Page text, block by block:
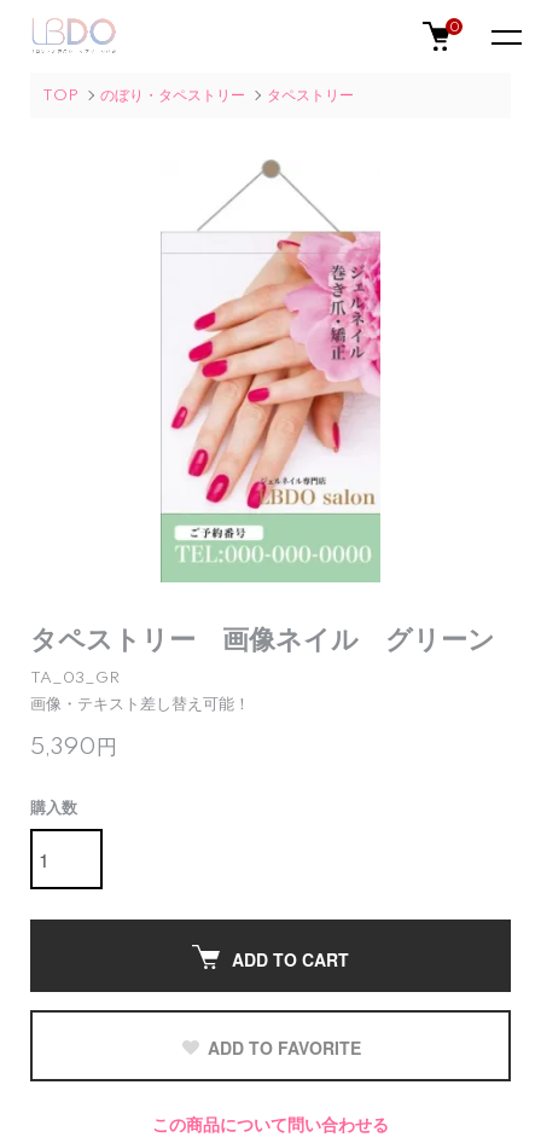
0
TOP のぼり・タペストリー タペストリー
タペストリー 画像ネイル グリーン
TA_03_GR
画像・テキスト差し替え可能！
5,390円
購入数
ADD TO CART
ADD TO FAVORITE
この商品について問い合わせる